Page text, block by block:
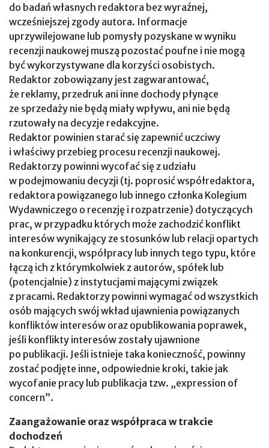
do badań własnych redaktora bez wyraźnej,
wcześniejszej zgody autora. Informacje
uprzywilejowane lub pomysły pozyskane w wyniku
recenzji naukowej muszą pozostać poufne i nie mogą
być wykorzystywane dla korzyści osobistych.
Redaktor zobowiązany jest zagwarantować,
że reklamy, przedruk ani inne dochody płynące
ze sprzedaży nie będą miały wpływu, ani nie będą
rzutowały na decyzje redakcyjne.
Redaktor powinien starać się zapewnić uczciwy
i właściwy przebieg procesu recenzji naukowej.
Redaktorzy powinni wycofać się z udziału
w podejmowaniu decyzji (tj. poprosić współredaktora,
redaktora powiązanego lub innego członka Kolegium
Wydawniczego o recenzję i rozpatrzenie) dotyczących
prac, w przypadku których może zachodzić konflikt
interesów wynikający ze stosunków lub relacji opartych
na konkurencji, współpracy lub innych tego typu, które
łączą ich z którymkolwiek z autorów, spółek lub
(potencjalnie) z instytucjami mającymi związek
z pracami. Redaktorzy powinni wymagać od wszystkich
osób mających swój wkład ujawnienia powiązanych
konfliktów interesów oraz opublikowania poprawek,
jeśli konflikty interesów zostały ujawnione
po publikacji. Jeśli istnieje taka konieczność, powinny
zostać podjęte inne, odpowiednie kroki, takie jak
wycofanie pracy lub publikacja tzw. „expression of
concern”.
Zaangażowanie oraz współpraca w trakcie
dochodzeń